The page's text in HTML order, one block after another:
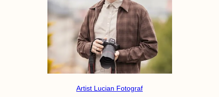
Artist Lucian Fotograf